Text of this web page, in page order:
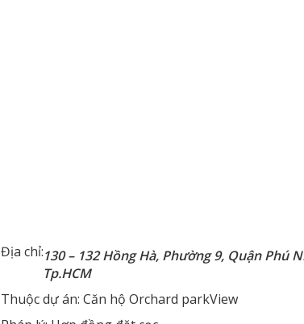
Địa chỉ:130 – 132 Hồng Hà, Phường 9, Quận Phú
Tp.HCM
Thuộc dự án: Căn hộ Orchard parkView